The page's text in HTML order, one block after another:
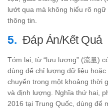
lướt qua mà không hiểu rõ
thông tin.
Đáp Án/Kết Quả
Tóm lại, từ “lưu lượng” (流量)
dùng để chỉ lượng dữ liệu
chuyển trong một khoảng thời
và định lượng. Nghĩa thứ hai,
2016 tại Trung Quốc, dùng để